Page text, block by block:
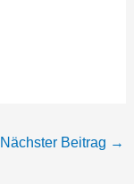
Nächster Beitrag →